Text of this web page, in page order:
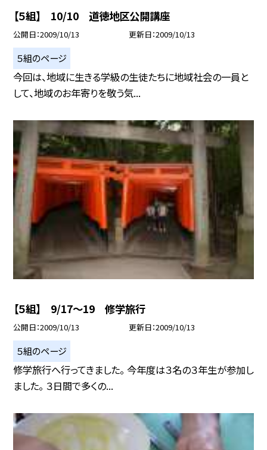
【５組】 10/10 道徳地区公開講座
公開日 2009/10/13 更新日 2009/10/13
５組のページ
今回は、地域に生きる学級の生徒たちに地域社会の一員と
して、地域のお年寄りを敬う気...
【５組】 9/17〜19 修学旅行
公開日 2009/10/13 更新日 2009/10/13
５組のページ
修学旅行へ行ってきました。 今年度は３名の３年生が参加し
ました。 ３日間で多くの...